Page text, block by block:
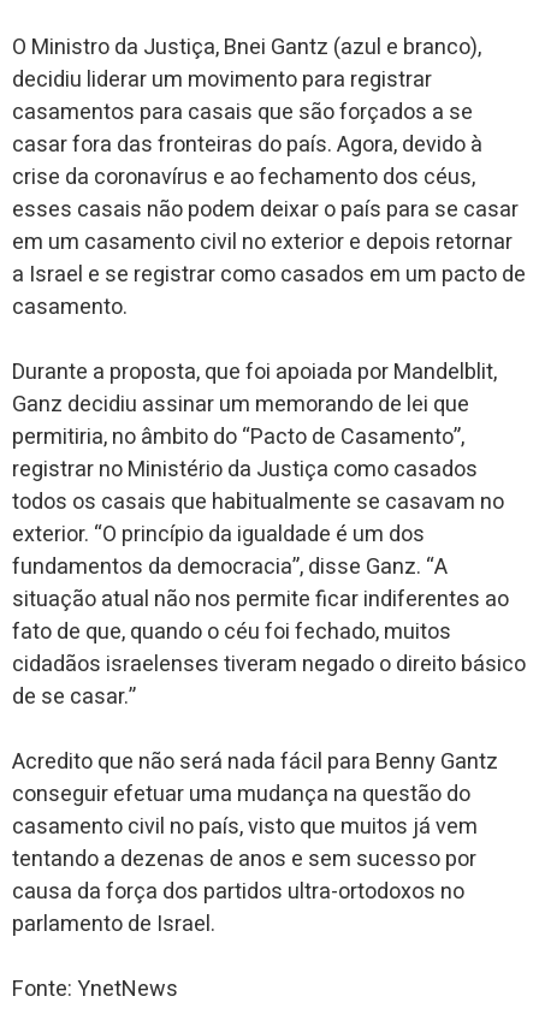
O Ministro da Justiça, Bnei Gantz (azul e branco),
decidiu liderar um movimento para registrar
casamentos para casais que são forçados a se
casar fora das fronteiras do país. Agora, devido à
crise da coronavírus e ao fechamento dos céus,
esses casais não podem deixar o país para se casar
em um casamento civil no exterior e depois retornar
a Israel e se registrar como casados ​​em um pacto de
casamento.
Durante a proposta, que foi apoiada por Mandelblit,
Ganz decidiu assinar um memorando de lei que
permitiria, no âmbito do “Pacto de Casamento”,
registrar no Ministério da Justiça como casados ​​
todos os casais que habitualmente se casavam no
exterior. “O princípio da igualdade é um dos
fundamentos da democracia”, disse Ganz. “A
situação atual não nos permite ficar indiferentes ao
fato de que, quando o céu foi fechado, muitos
cidadãos israelenses tiveram negado o direito básico
de se casar.”
Acredito que não será nada fácil para Benny Gantz
conseguir efetuar uma mudança na questão do
casamento civil no país, visto que muitos já vem
tentando a dezenas de anos e sem sucesso por
causa da força dos partidos ultra-ortodoxos no
parlamento de Israel.
Fonte: YnetNews